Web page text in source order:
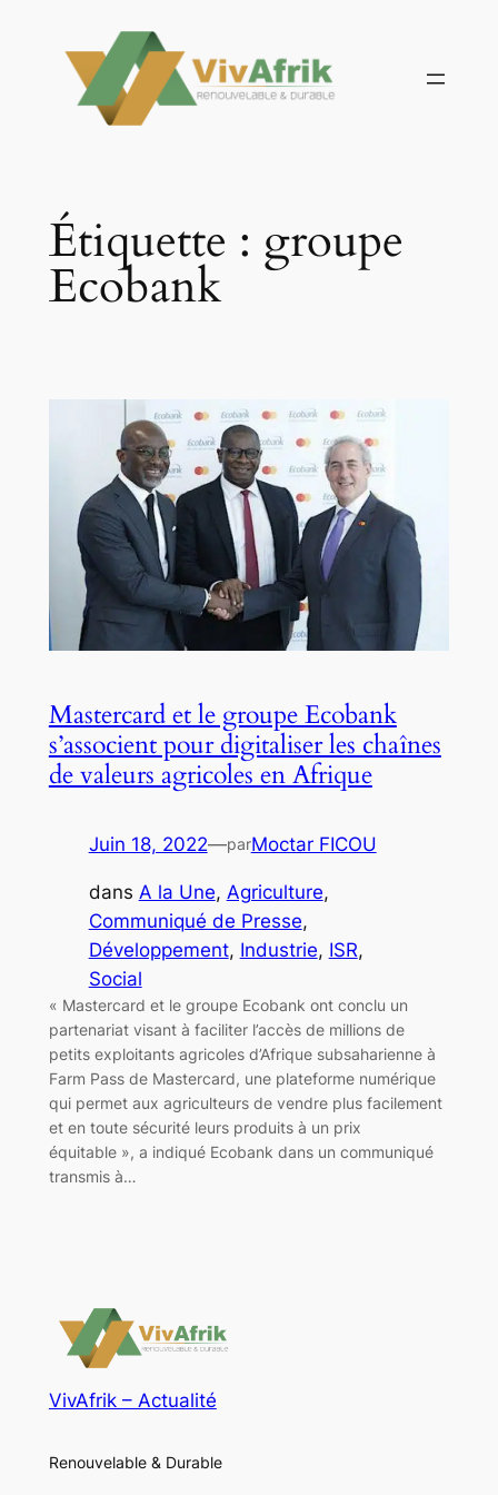
contenu
Étiquette : groupe
Ecobank
Mastercard et le groupe Ecobank
s’associent pour digitaliser les chaînes
de valeurs agricoles en Afrique
Juin 18, 2022—parMoctar FICOU
dans A la Une, Agriculture
Communiqué de Presse
Développement, Industrie, ISR
Social
« Mastercard et le groupe Ecobank ont conclu un
partenariat visant à faciliter l’accès de millions de
petits exploitants agricoles d’Afrique subsaharienne à
Farm Pass de Mastercard, une plateforme numérique
qui permet aux agriculteurs de vendre plus facilement
et en toute sécurité leurs produits à un prix
équitable », a indiqué Ecobank dans un communiqué
transmis à…
VivAfrik – Actualité
Renouvelable & Durable